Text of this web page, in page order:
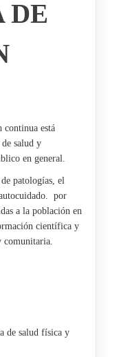
DE
continua está
de salud y
en general.
patologías, el
por
a la población en
científica y
comunitaria.
de salud física y